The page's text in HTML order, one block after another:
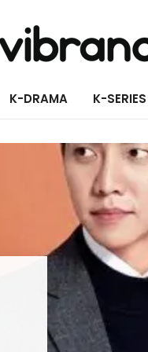
K-DRAMA K-SERIES